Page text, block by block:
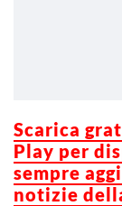
Scarica
Play per
sempre
notizie